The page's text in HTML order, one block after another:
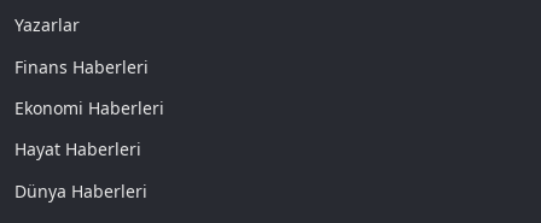
Yazarlar
Finans Haberleri
Ekonomi Haberleri
Hayat Haberleri
Dünya Haberleri